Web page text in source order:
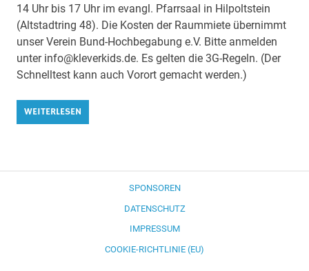
14 Uhr bis 17 Uhr im evangl. Pfarrsaal in Hilpoltstein
(Altstadtring 48). Die Kosten der Raummiete übernimmt
unser Verein Bund-Hochbegabung e.V. Bitte anmelden
unter info@kleverkids.de. Es gelten die 3G-Regeln. (Der
Schnelltest kann auch Vorort gemacht werden.)
WEITERLESEN
SPONSOREN
DATENSCHUTZ
IMPRESSUM
COOKIE-RICHTLINIE (EU)